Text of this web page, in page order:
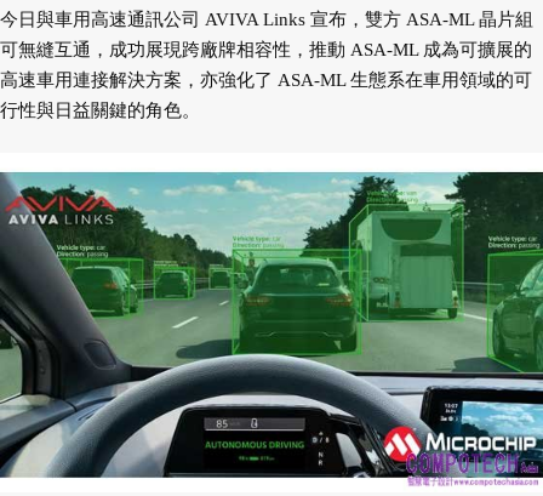
今日與車用高速通訊公司 AVIVA Links 宣布，雙方 ASA-ML 晶片組
可無縫互通，成功展現跨廠牌相容性，推動 ASA-ML 成為可擴展的
高速車用連接解決方案，亦強化了 ASA-ML 生態系在車用領域的可
行性與日益關鍵的角色。